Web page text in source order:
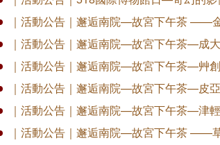
｜活動公告｜邂逅南院—故宮下午茶 ——
｜活動公告｜邂逅南院—故宮下午茶—成
｜活動公告｜邂逅南院—故宮下午茶—艸
｜活動公告｜邂逅南院—故宮下午茶—皮
｜活動公告｜邂逅南院—故宮下午茶—津
｜活動公告｜邂逅南院—故宮下午茶 ——